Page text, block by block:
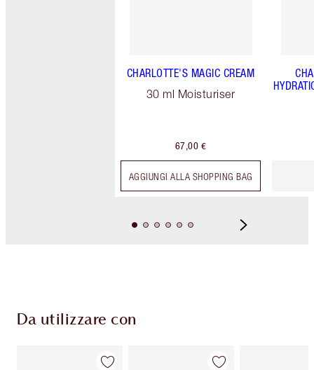
CHARLOTTE'S MAGIC CREAM
30 ml Moisturiser
67,00 €
AGGIUNGI ALLA SHOPPING BAG
Da utilizzare con